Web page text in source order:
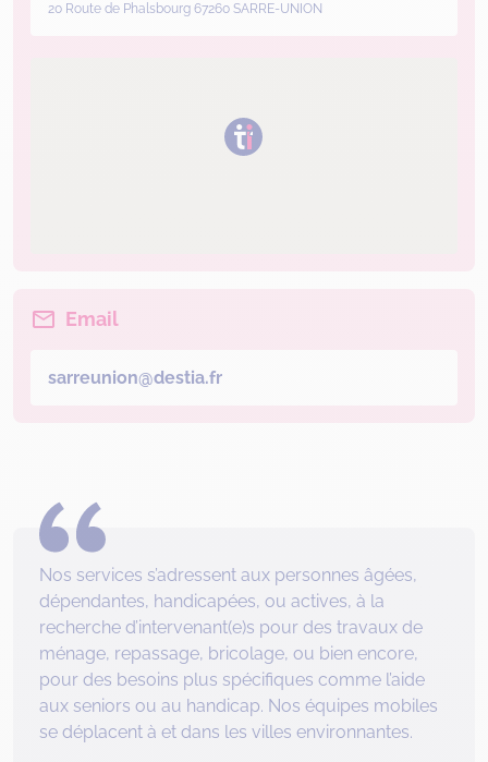
Nos services s’adressent aux personnes âgées,
dépendantes, handicapées, ou actives, à la
recherche d’intervenant(e)s pour des travaux de
ménage, repassage, bricolage, ou bien encore,
pour des besoins plus spécifiques comme l’aide
aux seniors ou au handicap. Nos équipes mobiles
se déplacent à et dans les villes environnantes.
20 Route de Phalsbourg 67260 SARRE-UNION
Email
sarreunion@destia.fr